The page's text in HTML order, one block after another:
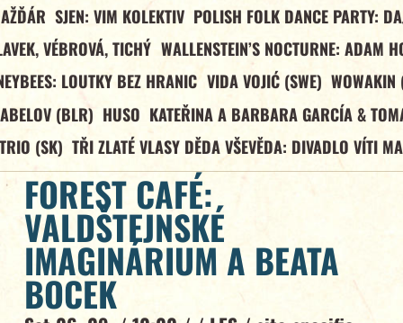
SJEN: VIM KOLEKTIV POLISH FOLK DANCE PARTY:
VÉBROVÁ, TICHÝ WALLENSTEIN’S NOCTURNE: ADAM
LOUTKY BEZ HRANIC VIDA VOJIĆ (SWE) WOWAKIN
(BLR) HUSO KATEŘINA A BARBARA GARCÍA &
(SK) TŘI ZLATÉ VLASY DĚDA VŠEVĚDA: DIVADLO VÍTI
FOREST CAFÉ:
VALDŠTEJNSKÉ
IMAGINÁRIUM A BEATA
BOCEK